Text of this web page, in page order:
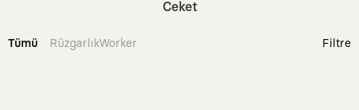
Ceket
Tümü RüzgarlıkWorker Filtre